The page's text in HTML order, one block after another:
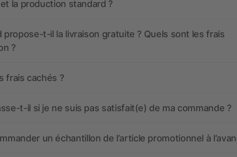
la production standard ?
propose-t-il la livraison gratuite ? Quels sont les frais
?
frais cachés ?
t-il si je ne suis pas satisfait(e) de ma commande ?
un échantillon de l’article promotionnel à